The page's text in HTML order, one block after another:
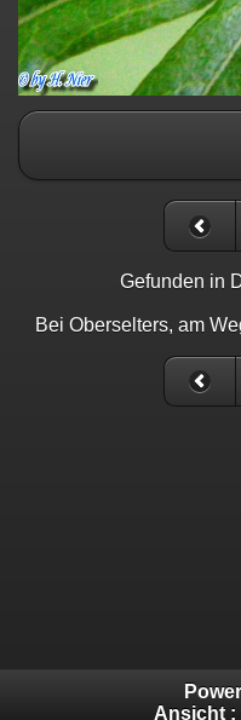
Gefunden in
Bei Oberselters, am
Ansicht :